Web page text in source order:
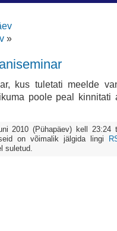
»
kus tuletati meelde
poole peal kinnitati
2010 (Pühapäev) kell 23:24
on võimalik jälgida lingi
suletud.